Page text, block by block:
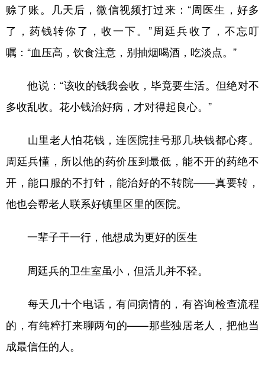
赊了账。几天后，微信视频打过来：“周医生，好多
了，药钱转你了，收一下。”周廷兵收了，不忘叮
嘱：“血压高，饮食注意，别抽烟喝酒，吃淡点。”
他说：“该收的钱我会收，毕竟要生活。但绝对不
多收乱收。花小钱治好病，才对得起良心。”
山里老人怕花钱，连医院挂号那几块钱都心疼。
周廷兵懂，所以他的药价压到最低，能不开的药绝不
开，能口服的不打针，能治好的不转院——真要转，
他也会帮老人联系好镇里区里的医院。
一辈子干一行，他想成为更好的医生
周廷兵的卫生室虽小，但活儿并不轻。
每天几十个电话，有问病情的，有咨询检查流程
的，有纯粹打来聊两句的——那些独居老人，把他当
成最信任的人。